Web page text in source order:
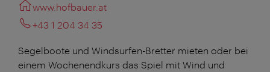
www.hofbauer.at
+43 1 204 34 35
Segelboote und Windsurfen-Bretter mieten oder bei
einem Wochenendkurs das Spiel mit Wind und